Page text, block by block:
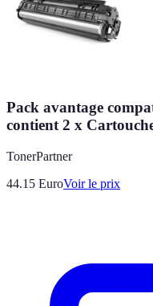
Pack avantage
contient 2 x
TonerPartner
44.15 EuroVoir le prix